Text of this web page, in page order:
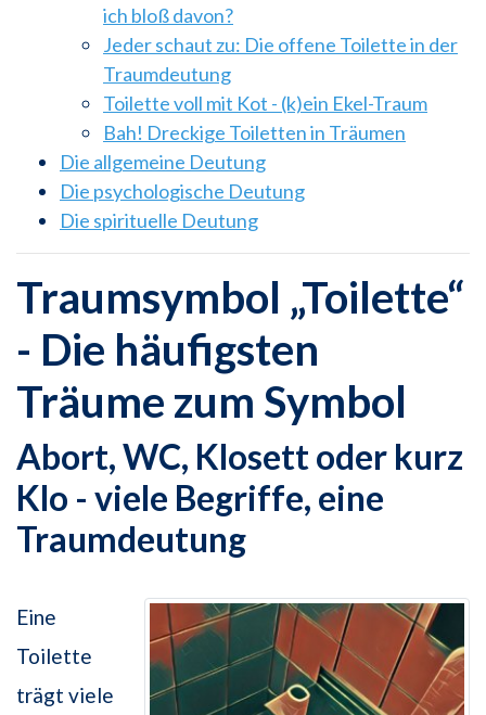
ich bloß davon?
Jeder schaut zu: Die offene Toilette in der
Traumdeutung
Toilette voll mit Kot - (k)ein Ekel-Traum
Bah! Dreckige Toiletten in Träumen
Die allgemeine Deutung
Die psychologische Deutung
Die spirituelle Deutung
Traumsymbol „Toilette“
- Die häufigsten
Träume zum Symbol
Abort, WC, Klosett oder kurz
Klo - viele Begriffe, eine
Traumdeutung
Eine
Toilette
trägt viele